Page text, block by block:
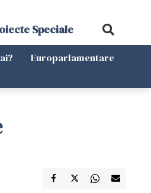
Speciale
Europarlamentare